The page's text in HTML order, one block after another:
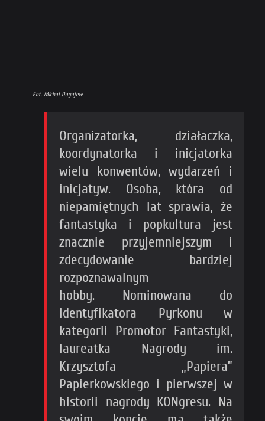
Fot. Michał Dagajew
Organizatorka, działaczka,
koordynatorka i inicjatorka
wielu konwentów, wydarzeń i
inicjatyw. Osoba, która od
niepamiętnych lat sprawia, że
fantastyka i popkultura jest
znacznie przyjemniejszym i
zdecydowanie bardziej
rozpoznawalnym
hobby. Nominowana do
Identyfikatora Pyrkonu w
kategorii Promotor Fantastyki,
laureatka Nagrody im.
Krzysztofa „Papiera”
Papierkowskiego i pierwszej w
historii nagrody KONgresu. Na